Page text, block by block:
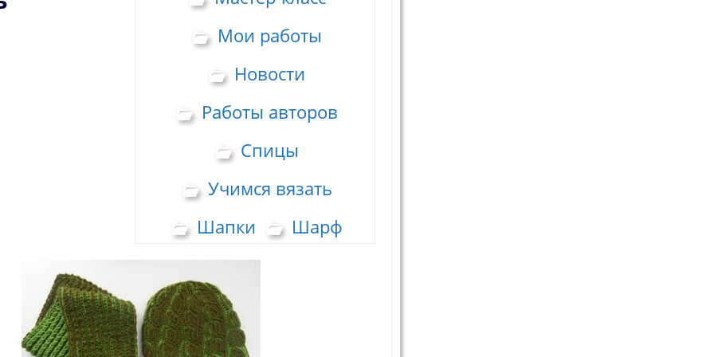
Мои работы
Новости
Работы авторов
Спицы
Учимся вязать
Шапки
Шарф